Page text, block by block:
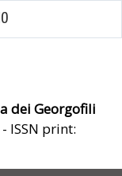
dei Georgofili
ISSN print: